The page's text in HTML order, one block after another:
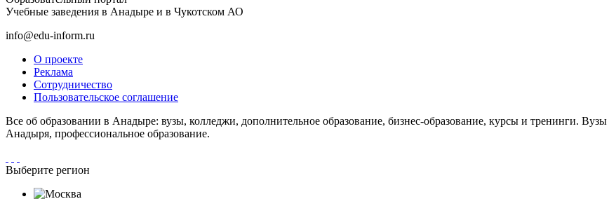
Учебные заведения в Анадыре и в Чукотском АО
info@edu-inform.ru
О проекте
Реклама
Сотрудничество
Пользовательское соглашение
Все об образовании в Анадыре: вузы, колледжи, дополнительное образование, бизнес-образование, курсы и тренинги.
Анадыря, профессиональное образование.
Выберите регион